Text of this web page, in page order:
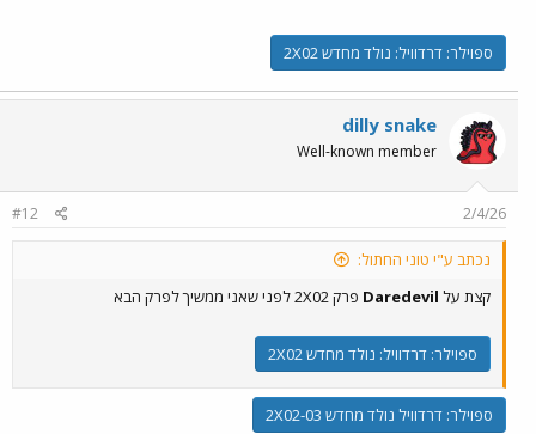
ספוילר: דרדוויל: נולד מחדש 2X02
dilly snake
Well-known member
2/4/26
#12
נכתב ע"י טוני החתול:
קצת על Daredevil פרק 2X02 לפני שאני ממשיך לפרק הבא
ספוילר: דרדוויל: נולד מחדש 2X02
ספוילר: דרדוויל נולד מחדש 2X02-03